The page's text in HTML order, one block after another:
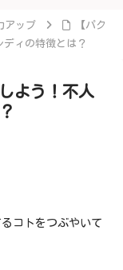
アップ
【パク
ィの特徴とは？
よう！不人
コトをつぶやいて